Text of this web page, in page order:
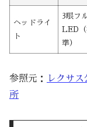
ヘッドライ
ト
3眼フ
LED
準）
参照元： レクサ
所